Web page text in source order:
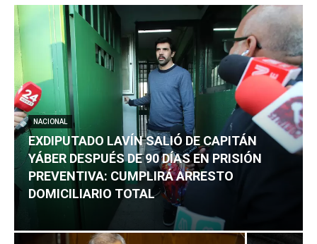
NACIONAL
EXDIPUTADO LAVÍN SALIÓ DE CAPITÁN
YÁBER DESPUÉS DE 90 DÍAS EN PRISIÓN
PREVENTIVA: CUMPLIRÁ ARRESTO
DOMICILIARIO TOTAL